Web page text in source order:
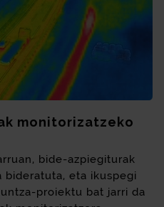
monitorizatzeko
bide-azpiegiturak
bideratuta, eta ikuspegi
proiektu bat jarri da